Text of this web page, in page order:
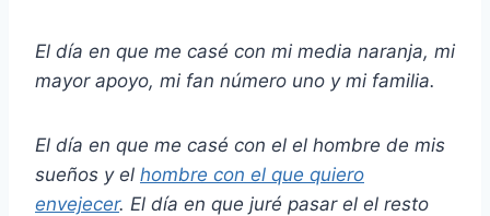
El día en que me casé con mi media naranja, mi
mayor apoyo, mi fan número uno y mi familia.
El día en que me casé con el el hombre de mis
sueños y el hombre con el que quiero
envejecer. El día en que juré pasar el el resto